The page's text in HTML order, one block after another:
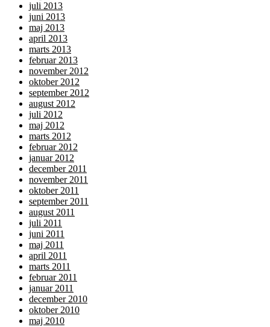
juli 2013
juni 2013
maj 2013
april 2013
marts 2013
februar 2013
november 2012
oktober 2012
september 2012
august 2012
juli 2012
maj 2012
marts 2012
februar 2012
januar 2012
december 2011
november 2011
oktober 2011
september 2011
august 2011
juli 2011
juni 2011
maj 2011
april 2011
marts 2011
februar 2011
januar 2011
december 2010
oktober 2010
maj 2010